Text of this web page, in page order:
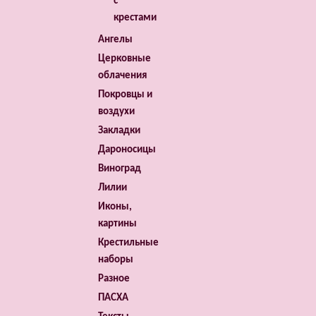
крестами
Ангелы
Церковные
облачения
Покровцы и
воздухи
Закладки
Дароносицы
Виноград
Лилии
Иконы,
картины
Крестильные
наборы
Разное
ПАСХА